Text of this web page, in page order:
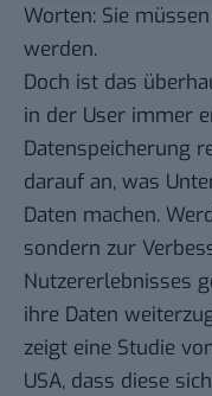
Worten: Sie
werden.
Doch ist das
in der User immer
Datenspeicherung
darauf an, was
Daten machen.
sondern zur
Nutzererlebnisses
ihre Daten
zeigt eine Studie
USA, dass diese